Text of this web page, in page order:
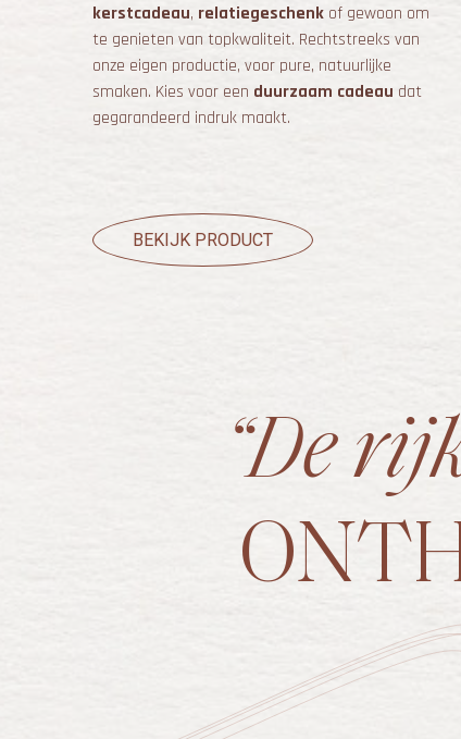
kerstcadeau, relatiegeschenk of gewoon om
te genieten van topkwaliteit. Rechtstreeks van
onze eigen productie, voor pure, natuurlijke
smaken. Kies voor een duurzaam cadeau dat
gegarandeerd indruk maakt.
BEKIJK PRODUCT
“De